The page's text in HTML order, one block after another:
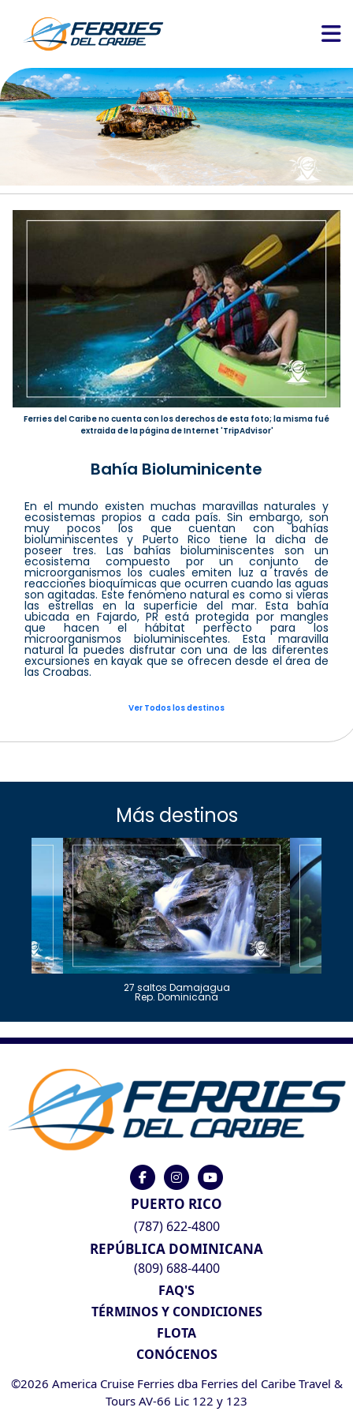
Ferries del Caribe no cuenta con los derechos de esta foto; la misma fué
extraida de la página de Internet 'TripAdvisor'
Bahía Bioluminicente
En el mundo existen muchas maravillas naturales y
ecosistemas propios a cada país. Sin embargo, son
muy pocos los que cuentan con bahías
bioluminiscentes y Puerto Rico tiene la dicha de
poseer tres. Las bahías bioluminiscentes son un
ecosistema compuesto por un conjunto de
microorganismos los cuales emiten luz a través de
reacciones bioquímicas que ocurren cuando las aguas
son agitadas. Este fenómeno natural es como si vieras
las estrellas en la superficie del mar. Esta bahía
ubicada en Fajardo, PR está protegida por mangles
que hacen el hábitat perfecto para los
microorganismos bioluminiscentes. Esta maravilla
natural la puedes disfrutar con una de las diferentes
excursiones en kayak que se ofrecen desde el área de
las Croabas.
Ver Todos los destinos
Más destinos
27 saltos Damajagua
Rep. Dominicana
PUERTO RICO
(787) 622-4800
REPÚBLICA DOMINICANA
(809) 688-4400
FAQ'S
TÉRMINOS Y CONDICIONES
FLOTA
CONÓCENOS
©2026 America Cruise Ferries dba Ferries del Caribe Travel &
Tours AV-66 Lic 122 y 123